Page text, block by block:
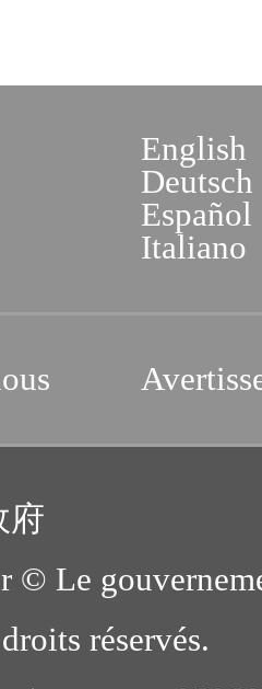
English
Deutsch
Español
Italiano
府
© Le
réservés.